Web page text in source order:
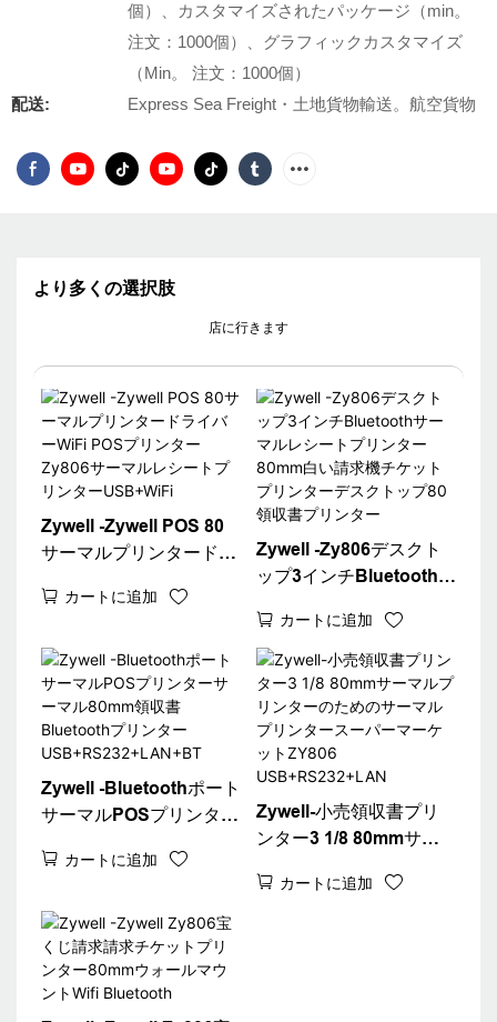
個）、カスタマイズされたパッケージ（min。
注文：1000個）、グラフィックカスタマイズ
（Min。 注文：1000個）
配送:
Express Sea Freight・土地貨物輸送。航空貨物
より多くの選択肢
店に行きます
Zywell -Zywell POS 80
サーマルプリンタードラ
ターZy806サーマルレシ
USB+WiFi
カートに追加
Zywell -Zy806デスクト
ップ3インチBluetoothサ
ー80mm白い請求機チケ
ットプリンターデスクト
ップ80領収書プリンター
カートに追加
Zywell -Bluetoothポート
サーマルPOSプリンター
Bluetoothプリンター
カートに追加
Zywell-小売領収書プリ
ンター3 1/8 80mmサー
サーマルプリンタースー
カートに追加